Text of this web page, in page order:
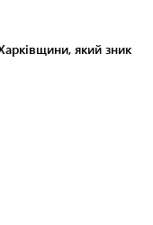
який зник